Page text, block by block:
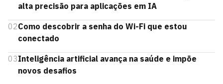
alta precisão para aplicações em IA
02Como descobrir a senha do Wi-Fi que estou
conectado
03Inteligência artificial avança na saúde e impõe
novos desafios